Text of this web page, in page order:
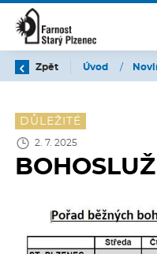
Zpět Úvod /
DŮLEŽITÉ
2. 7. 2025